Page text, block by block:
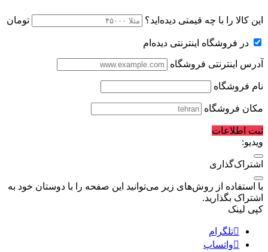
این کالا را با چه قیمتی دیده‌اید؟ تومان
در فروشگاه اینترنتی دیده‌ام
آدرس اینترنتی فروشگاه
نام فروشگاه
مکان فروشگاه
ثبت اطلاعات
ویدیو:
اشتراک‌گذاری
با استفاده از روش‌های زیر می‌توانید این صفحه را با دوستان خود به
اشتراک بگذارید.
کپی لینک
تلگرام
واتساپ